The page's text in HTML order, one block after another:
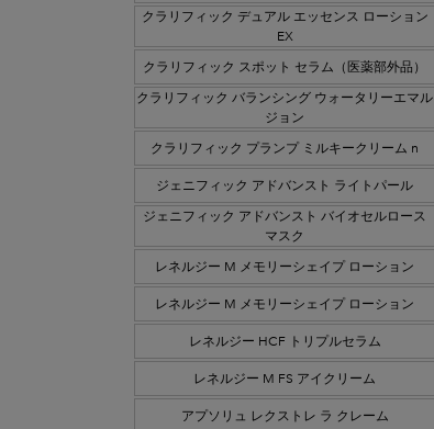
クラリフィック デュアル エッセンス ローション
EX
クラリフィック スポット セラム（医薬部外品）
クラリフィック バランシング ウォータリーエマル
ジョン
クラリフィック プランプ ミルキークリーム n
ジェニフィック アドバンスト ライトパール
ジェニフィック アドバンスト バイオセルロース
マスク
レネルジー M メモリーシェイプ ローション
レネルジー M メモリーシェイプ ローション
レネルジー HCF トリプルセラム
レネルジー M FS アイクリーム
アプソリュ レクストレ ラ クレーム